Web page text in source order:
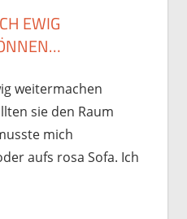
EWIG
weitermachen
sie den Raum
mich
aufs rosa Sofa. Ich